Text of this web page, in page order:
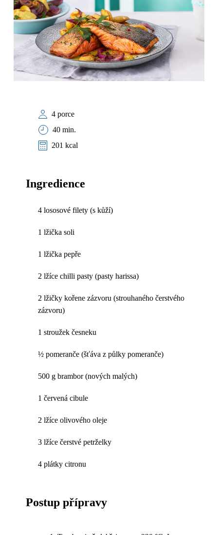
4 porce
40 min.
201 kcal
Ingredience
4 lososové filety (s kůží)
1 lžička soli
1 lžička pepře
2 lžíce chilli pasty (pasty harissa)
2 lžičky kořene zázvoru (strouhaného čerstvého
zázvoru)
1 stroužek česneku
½ pomeranče (šťáva z půlky pomeranče)
500 g brambor (nových malých)
1 červená cibule
2 lžíce olivového oleje
3 lžíce čerstvé petrželky
4 plátky citronu
Postup přípravy